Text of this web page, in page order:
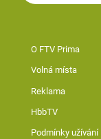
O FTV Prima
Volná místa
Reklama
HbbTV
Podmínky užívání